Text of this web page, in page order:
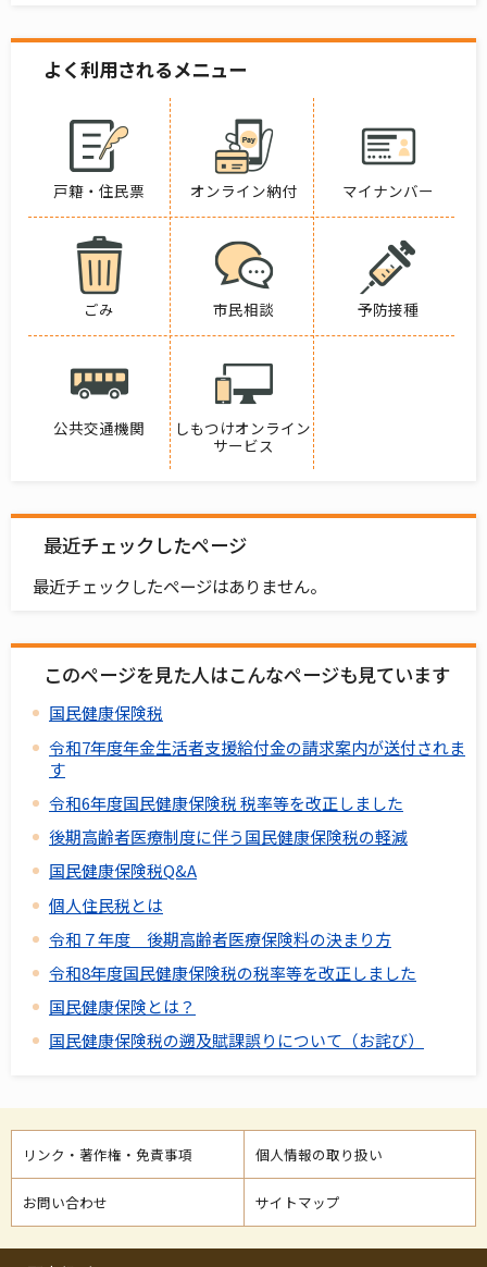
よく利用されるメニュー
戸籍・住民票 オンライン納付 マイナンバー
ごみ 市民相談 予防接種
公共交通機関
しもつけオンライン
サービス
最近チェックしたページ
最近チェックしたページはありません。
このページを見た人はこんなページも見ています
国民健康保険税
令和7年度年金生活者支援給付金の請求案内が送付されま
す
令和6年度国民健康保険税 税率等を改正しました
後期高齢者医療制度に伴う国民健康保険税の軽減
国民健康保険税Q&A
個人住民税とは
令和７年度 後期高齢者医療保険料の決まり方
令和8年度国民健康保険税の税率等を改正しました
国民健康保険とは？
国民健康保険税の遡及賦課誤りについて（お詫び）
リンク・著作権・免責事項 個人情報の取り扱い
お問い合わせ サイトマップ